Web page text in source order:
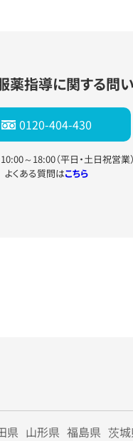
薬指導に関する問
0120-404-430
～18:00（平日・土日祝営業）
よくある質問はこちら
県 山形県 福島県 茨